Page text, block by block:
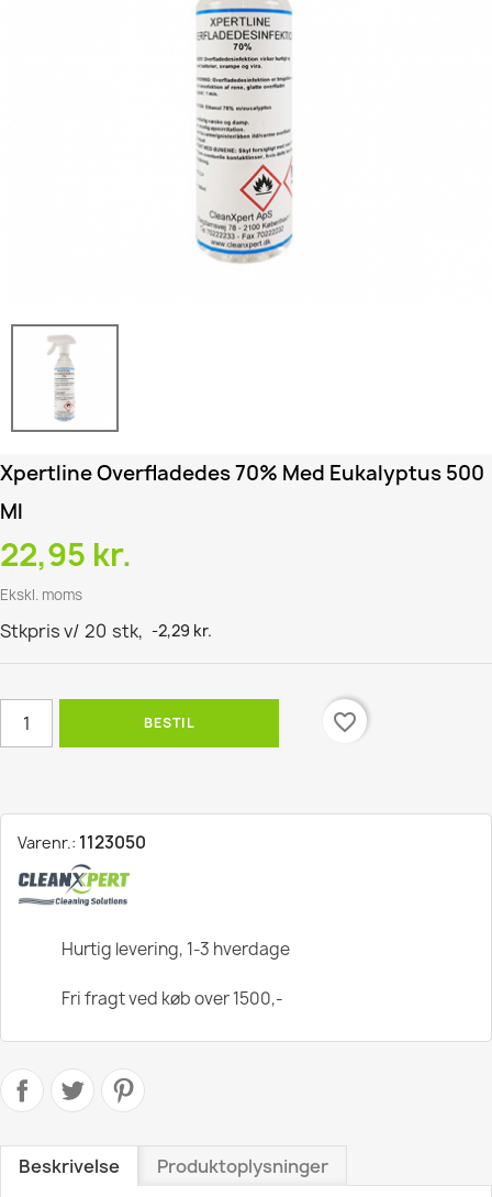
Xpertline Overfladedes 70% Med Eukalyptus 500
Ml
22,95 kr.
Ekskl. moms
Stkpris v/ 20 stk, -2,29 kr.
BESTIL favorite_border
Varenr.: 1123050
Hurtig levering, 1-3 hverdage
Fri fragt ved køb over 1500,-
Beskrivelse Produktoplysninger